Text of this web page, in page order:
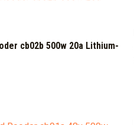
cb02b 500w 20a Lithium-